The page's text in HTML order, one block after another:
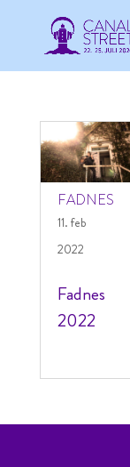
FADNES
11. feb
2022
Fadnes
2022